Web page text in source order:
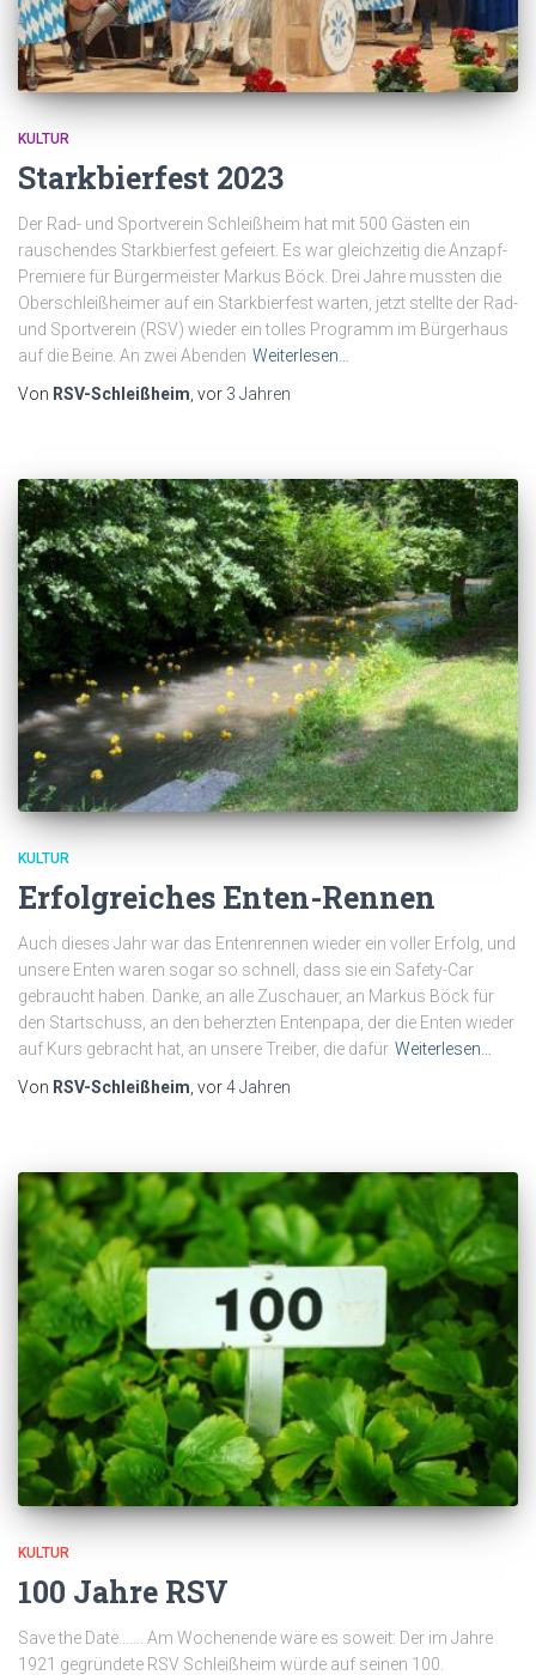
KULTUR
Starkbierfest 2023
Der Rad- und Sportverein Schleißheim hat mit 500 Gästen ein
rauschendes Starkbierfest gefeiert. Es war gleichzeitig die Anzapf-
Premiere für Bürgermeister Markus Böck. Drei Jahre mussten die
Oberschleißheimer auf ein Starkbierfest warten, jetzt stellte der Rad-
und Sportverein (RSV) wieder ein tolles Programm im Bürgerhaus
auf die Beine. An zwei Abenden Weiterlesen…
Von RSV-Schleißheim , vor 3 Jahren
KULTUR
Erfolgreiches Enten-Rennen
Auch dieses Jahr war das Entenrennen wieder ein voller Erfolg, und
unsere Enten waren sogar so schnell, dass sie ein Safety-Car
gebraucht haben. Danke, an alle Zuschauer, an Markus Böck für
den Startschuss, an den beherzten Entenpapa, der die Enten wieder
auf Kurs gebracht hat, an unsere Treiber, die dafür Weiterlesen…
Von RSV-Schleißheim, vor4 Jahren
KULTUR
100 Jahre RSV
Save the Date……. Am Wochenende wäre es soweit: Der im Jahre
1921 gegründete RSV Schleißheim würde auf seinen 100.